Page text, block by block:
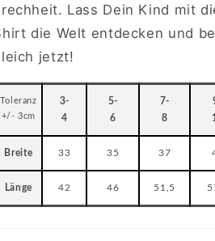
Lass Dein Kind mit
die Welt entdecken und
jetzt!
Toleranz
+/- 3cm
3-
4
5-
6
7-
8
Breite 33 35 37
Länge 42 46 51,5